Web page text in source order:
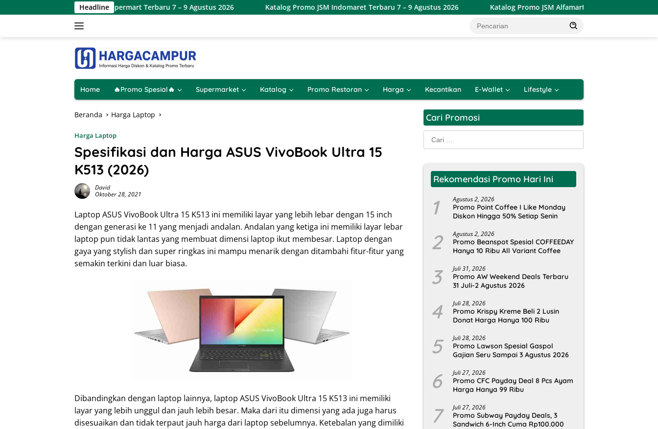
ke
Headline
Promo JSM Hypermart Terbaru 7 – 9 Agustus 2026 Katalog Promo JSM Indomaret Terbaru 7 – 9 Agustus 2026 Katalog Promo JSM Alfamart Terbaru 7 – 9 Agustus 2026
Home 🔥Promo Spesial🔥 Supermarket Katalog Promo Restoran Harga Kecantikan E-Wallet Lifestyle
Beranda Harga Laptop
Harga Laptop
Spesifikasi dan Harga ASUS VivoBook Ultra 15
K513 (2026)
David
Oktober 28, 2021
Laptop ASUS VivoBook Ultra 15 K513 ini memiliki layar yang lebih lebar dengan 15 inch
dengan generasi ke 11 yang menjadi andalan. Andalan yang ketiga ini memiliki layar lebar
laptop pun tidak lantas yang membuat dimensi laptop ikut membesar. Laptop dengan
gaya yang stylish dan super ringkas ini mampu menarik dengan ditambahi fitur-fitur yang
semakin terkini dan luar biasa.
Dibandingkan dengan laptop lainnya, laptop ASUS VivoBook Ultra 15 K513 ini memiliki
layar yang lebih unggul dan jauh lebih besar. Maka dari itu dimensi yang ada juga harus
disesuaikan dan tidak terpaut jauh harga dari laptop sebelumnya. Ketebalan yang dimiliki
Cari Promosi
Cari
untuk:
Rekomendasi Promo Hari Ini
1 Agustus 2, 2026
Promo Point Coffee I Like Monday
Diskon Hingga 50% Setiap Senin
2 Agustus 2, 2026
Promo Beanspot Spesial COFFEEDAY
Hanya 10 Ribu All Variant Coffee
3 Juli 31, 2026
Promo AW Weekend Deals Terbaru
31 Juli-2 Agustus 2026
4 Juli 28, 2026
Promo Krispy Kreme Beli 2 Lusin
Donat Harga Hanya 100 Ribu
5 Juli 28, 2026
Promo Lawson Spesial Gaspol
Gajian Seru Sampai 3 Agustus 2026
6 Juli 27, 2026
Promo CFC Payday Deal 8 Pcs Ayam
Harga Hanya 99 Ribu
7 Juli 27, 2026
Promo Subway Payday Deals, 3
Sandwich 6-Inch Cuma Rp100.000